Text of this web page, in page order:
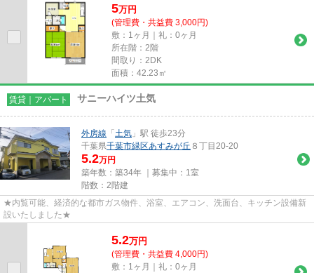
5万円
(管理費・共益費 3,000円)
敷：1ヶ月｜礼：0ヶ月
所在階：2階
間取り：2DK
面積：42.23㎡
賃貸｜アパート サニーハイツ土気
外房線 「 土気 」駅 徒歩23分
千葉県千葉市緑区あすみが丘 ８丁目20-20
5.2万円
築年数：築34年 ｜募集中： 1室
階数：2階建
★内覧可能、経済的な都市ガス物件、浴室、エアコン、洗面台、キッチン設備新
設いたしました★
5.2万円
(管理費・共益費 4,000円)
敷：1ヶ月｜礼：0ヶ月